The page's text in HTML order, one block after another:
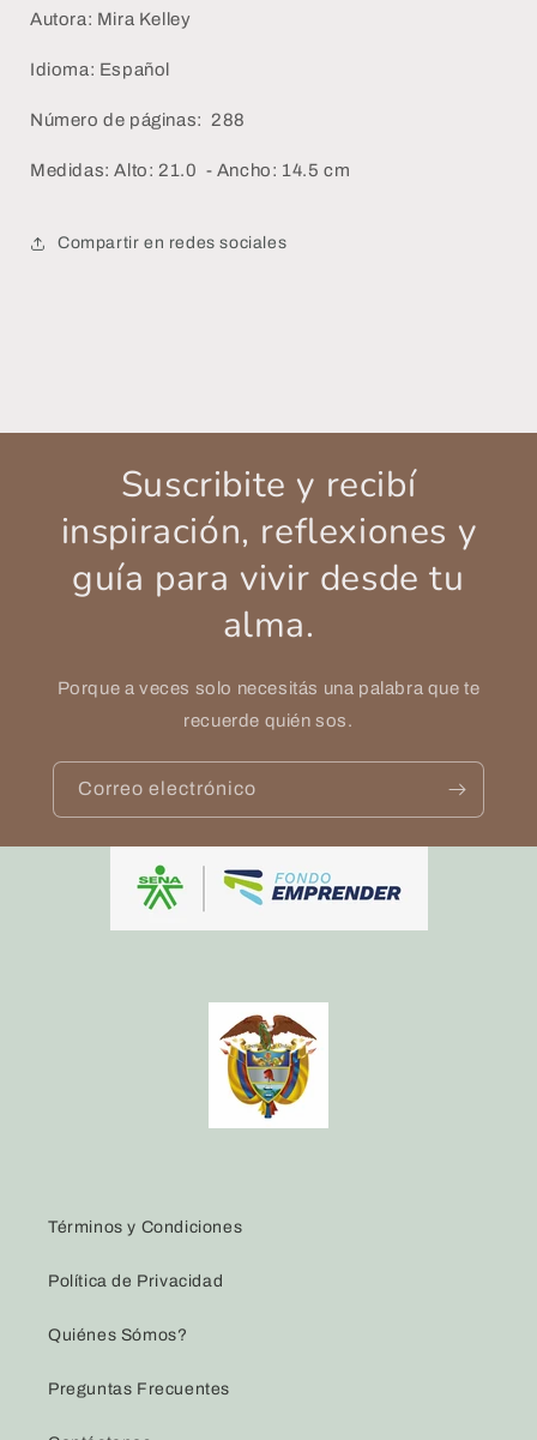
Autora: Mira Kelley
Idioma: Español
Número de páginas: 288
Medidas: Alto: 21.0 - Ancho: 14.5 cm
Compartir en redes sociales
Suscribite y recibí
inspiración, reflexiones y
guía para vivir desde tu
alma.
Porque a veces solo necesitás una palabra que te
recuerde quién sos.
Correo electrónico
Términos y Condiciones
Política de Privacidad
Quiénes Sómos?
Preguntas Frecuentes